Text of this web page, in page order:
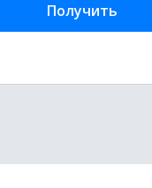
Получить